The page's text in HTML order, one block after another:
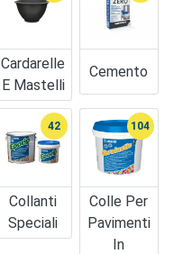
Cardarelle
E Mastelli
Cemento
Collanti
Speciali
42
Colle Per
Pavimenti
In
104